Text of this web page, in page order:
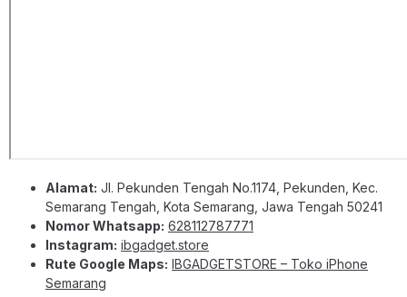
Alamat: Jl. Pekunden Tengah No.1174, Pekunden, Kec.
Semarang Tengah, Kota Semarang, Jawa Tengah 50241
Nomor Whatsapp: 628112787771
Instagram: ibgadget.store
Rute Google Maps: IBGADGETSTORE – Toko iPhone
Semarang